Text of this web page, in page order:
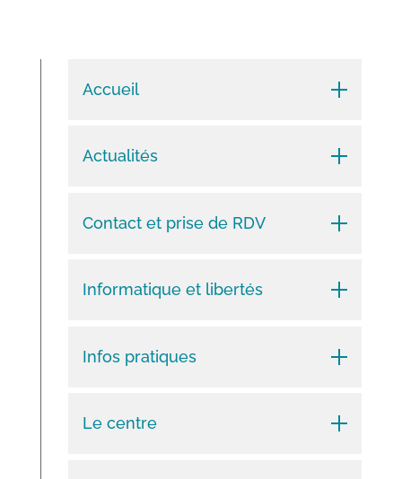
Accueil
Actualités
Contact et prise de RDV
Informatique et libertés
Infos pratiques
Le centre